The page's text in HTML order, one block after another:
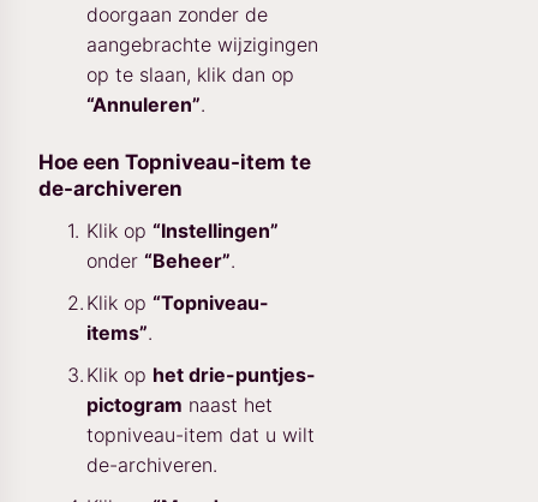
doorgaan zonder de
aangebrachte wijzigingen
op te slaan, klik dan op
“Annuleren”.
Hoe een Topniveau-item te
de-archiveren
Klik op “Instellingen”
onder “Beheer”.
Klik op “Topniveau-
items”.
Klik op het drie-puntjes-
pictogram naast het
topniveau-item dat u wilt
de-archiveren.